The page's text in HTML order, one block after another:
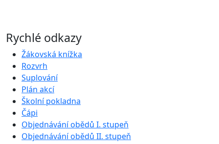
Rychlé odkazy
Žákovská knížka
Rozvrh
Suplování
Plán akcí
Školní pokladna
Čápi
Objednávání obědů I. stupeň
Objednávání obědů II. stupeň